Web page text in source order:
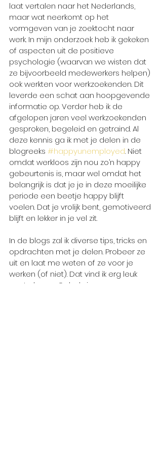
laat vertalen naar het Nederlands,
maar wat neerkomt op het
vormgeven van je zoektocht naar
werk. In mijn onderzoek heb ik gekeken
of aspecten uit de positieve
psychologie (waarvan we wisten dat
ze bijvoorbeeld medewerkers helpen)
ook werkten voor werkzoekenden. Dit
leverde een schat aan hoopgevende
informatie op. Verder heb ik de
afgelopen jaren veel werkzoekenden
gesproken, begeleid en getraind. Al
deze kennis ga ik met je delen in de
blogreeks #happyunemployed. Niet
omdat werkloos zijn nou zo’n happy
gebeurtenis is, maar wel omdat het
belangrijk is dat je je in deze moeilijke
periode een beetje happy blijft
voelen. Dat je vrolijk bent, gemotiveerd
blijft en lekker in je vel zit.
In de blogs zal ik diverse tips, tricks en
opdrachten met je delen. Probeer ze
uit en laat me weten of ze voor je
werken (of niet). Dat vind ik erg leuk
om te horen. Ook als je een vraag